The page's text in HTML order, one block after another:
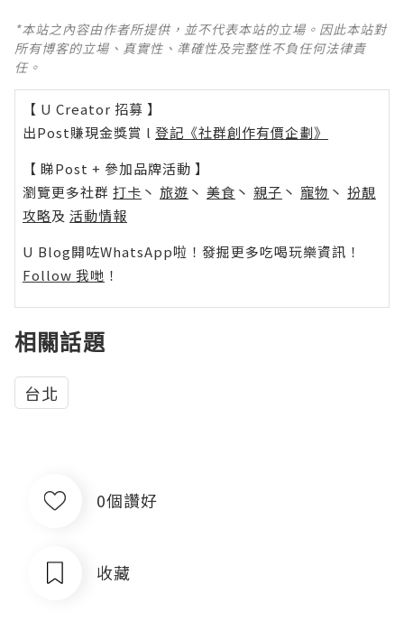
*本站之內容由作者所提供，並不代表本站的立場。因此本站對
所有博客的立場、真實性、準確性及完整性不負任何法律責
任。
【 U Creator 招募 】
出Post賺現金獎賞 l 登記《社群創作有價企劃》
【 睇Post + 參加品牌活動 】
瀏覽更多社群 打卡 丶 旅遊 丶 美食 丶 親子 丶 寵物 丶 扮靚
攻略及 活動情報
U Blog開咗WhatsApp啦！發掘更多吃喝玩樂資訊！
Follow 我哋 ！
相關話題
台北
0個讚好
收藏